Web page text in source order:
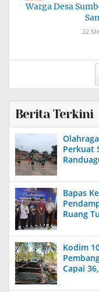
Warga Desa
22
Berita Terkini
Perkuat
Bapas
Ruang
Kodim
Capai